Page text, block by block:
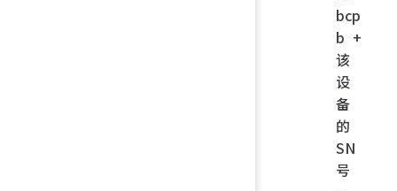
bcp
b +
该
设
备
的
SN
号